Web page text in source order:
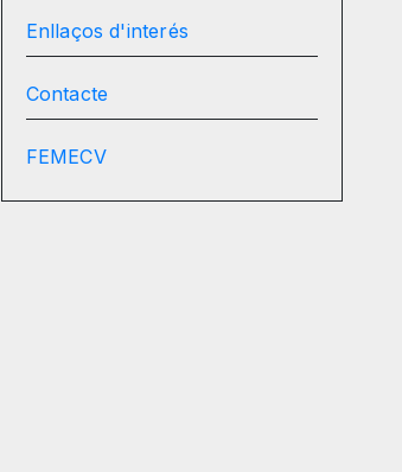
Enllaços d'interés
Contacte
FEMECV